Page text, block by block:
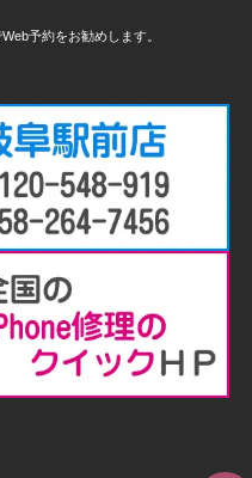
予約をお勧めします。